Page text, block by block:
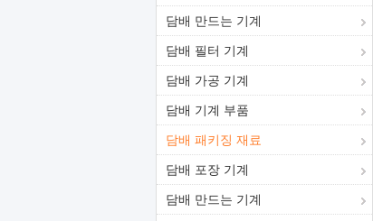
담배 만드는 기계
담배 필터 기계
담배 가공 기계
담배 기계 부품
담배 패키징 재료
담배 포장 기계
담배 만드는 기계